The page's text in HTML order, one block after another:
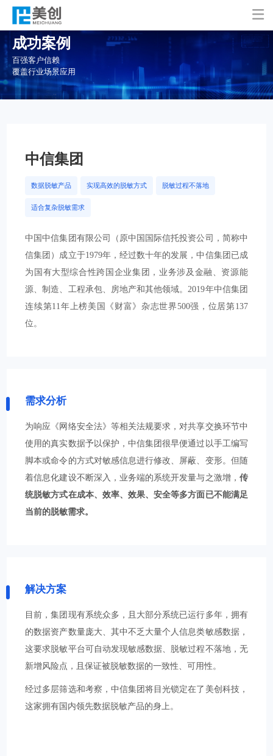

成功案例
百强客户信赖
覆盖行业场景应用
中信集团
数据脱敏产品 实现高效的脱敏方式 脱敏过程不落地
适合复杂脱敏需求
中国中信集团有限公司（原中国国际信托投资公司，简称中
信集团）成立于1979年，经过数十年的发展，中信集团已成
为国有大型综合性跨国企业集团，业务涉及金融、资源能
源、制造、工程承包、房地产和其他领域。2019年中信集团
连续第11年上榜美国《财富》杂志世界500强，位居第137
位。
需求分析
为响应《网络安全法》等相关法规要求，对共享交换环节中
使用的真实数据予以保护，中信集团很早便通过以手工编写
脚本或命令的方式对敏感信息进行修改、屏蔽、变形。但随
着信息化建设不断深入，业务端的系统开发量与之激增， 传
统脱敏方式在成本、效率、效果、安全等多方面已不能满足
当前的脱敏需求。
解决方案
目前，集团现有系统众多，且大部分系统已运行多年，拥有
的数据资产数量庞大、其中不乏大量个人信息类敏感数据，
这要求脱敏平台可自动发现敏感数据、脱敏过程不落地，无
新增风险点，且保证被脱敏数据的一致性、可用性。
经过多层筛选和考察，中信集团将目光锁定在了美创科技，
这家拥有国内领先数据脱敏产品的身上。